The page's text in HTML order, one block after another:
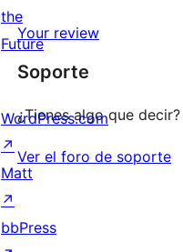
Your review
Soporte
¿Tienes algo que
Ver el foro de soporte
the
Future
WordPress.com
↗
Matt
↗
bbPress